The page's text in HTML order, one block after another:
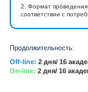
2. Формат
соответствии с
Продолжительность:
Off-line: 2 дня/ 16
On-line: 2 дня/ 16